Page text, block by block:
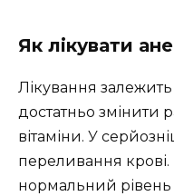
Як лікувати
Лікування
достатньо змінити
вітаміни. У
переливання
нормальний